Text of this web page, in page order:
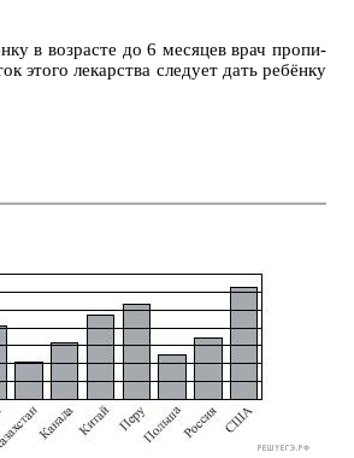
в воз­расте до 6 ме­ся­цев врач про­пи­
этого ле­кар­ства сле­ду­ет дать ребёнку